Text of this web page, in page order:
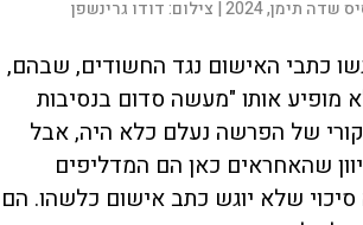
תימן, 2024 | צילום:דודו גרינשפן
כתבי האישום נגד החשודים, שבהם,
מופיע אותו "מעשה סדום בנסיבות
של הפרשה נעלם כלא היה, אבל
שהאחראים כאן הם המדליפים
סיכוי שלא יוגש כתב אישום כלשהו. הם